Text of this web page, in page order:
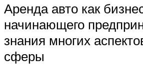
Аренда авто как
начинающего
знания многих
сферы